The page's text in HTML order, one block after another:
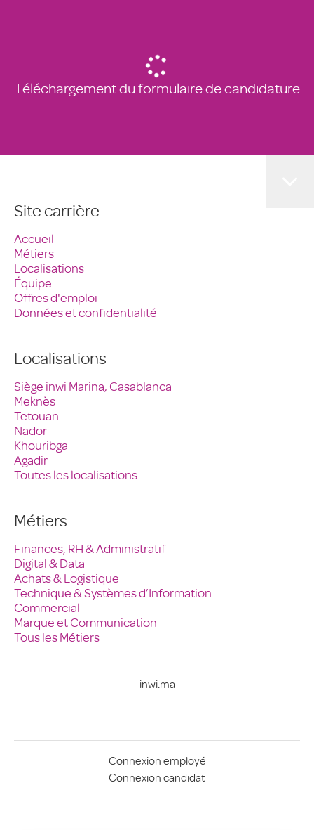
Téléchargement du formulaire de candidature
Site carrière
Accueil
Métiers
Localisations
Équipe
Offres d'emploi
Données et confidentialité
Localisations
Siège inwi Marina, Casablanca
Meknès
Tetouan
Nador
Khouribga
Agadir
Toutes les localisations
Métiers
Finances, RH & Administratif
Digital & Data
Achats & Logistique
Technique & Systèmes d’Information
Commercial
Marque et Communication
Tous les Métiers
inwi.ma
Connexion employé
Connexion candidat